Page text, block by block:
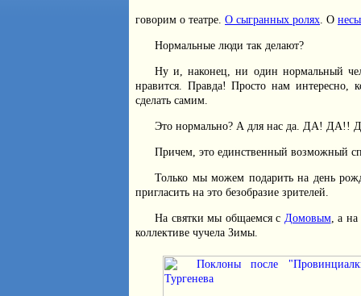
говорим о театре. О сыгранных ролях. О
Нормальные люди так делают?
Ну и, наконец, ни один нормальный
нравится. Правда! Просто нам интересно,
сделать самим.
Это нормально? А для нас да. ДА! ДА!!
Причем, это единственный возможный
Только мы можем подарить на день
пригласить на это безобразие зрителей.
На святки мы общаемся с Домовым, а на
коллективе чучела Зимы.